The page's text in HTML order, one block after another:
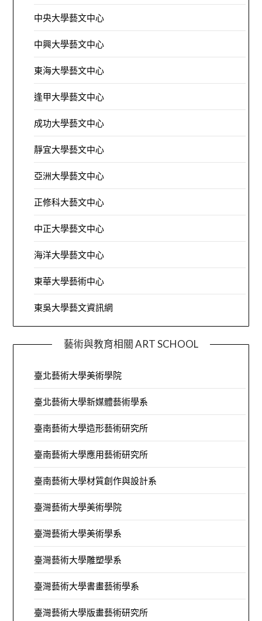
中央大學藝文中心
中興大學藝文中心
東海大學藝文中心
逢甲大學藝文中心
成功大學藝文中心
靜宜大學藝文中心
亞洲大學藝文中心
正修科大藝文中心
中正大學藝文中心
海洋大學藝文中心
東華大學藝術中心
東吳大學藝文資訊網
藝術與教育相關 ART SCHOOL
臺北藝術大學美術學院
臺北藝術大學新媒體藝術學系
臺南藝術大學造形藝術研究所
臺南藝術大學應用藝術研究所
臺南藝術大學材質創作與設計系
臺灣藝術大學美術學院
臺灣藝術大學美術學系
臺灣藝術大學雕塑學系
臺灣藝術大學書畫藝術學系
臺灣藝術大學版畫藝術研究所